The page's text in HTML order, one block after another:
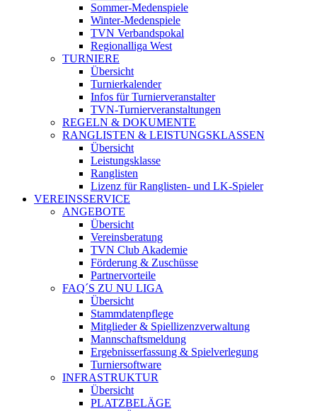
Sommer-Medenspiele
Winter-Medenspiele
TVN Verbandspokal
Regionalliga West
TURNIERE
Übersicht
Turnierkalender
Infos für Turnierveranstalter
TVN-Turnierveranstaltungen
REGELN & DOKUMENTE
RANGLISTEN & LEISTUNGSKLASSEN
Übersicht
Leistungsklasse
Ranglisten
Lizenz für Ranglisten- und LK-Spieler
VEREINSSERVICE
ANGEBOTE
Übersicht
Vereinsberatung
TVN Club Akademie
Förderung & Zuschüsse
Partnervorteile
FAQ´S ZU NU LIGA
Übersicht
Stammdatenpflege
Mitglieder & Spiellizenzverwaltung
Mannschaftsmeldung
Ergebnisserfassung & Spielverlegung
Turniersoftware
INFRASTRUKTUR
Übersicht
PLATZBELÄGE